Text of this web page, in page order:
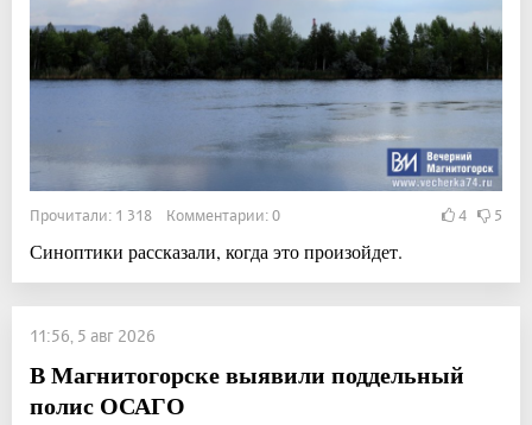
Прочитали: 1 318 Комментарии: 0 4 5
Синоптики рассказали, когда это произойдет.
11:56, 5 авг 2026
В Магнитогорске выявили поддельный
полис ОСАГО